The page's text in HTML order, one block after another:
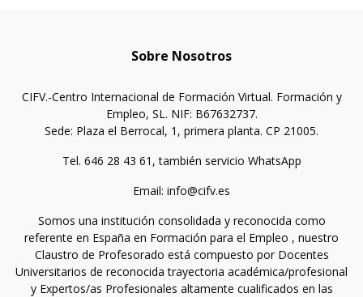
Sobre Nosotros
CIFV.-Centro Internacional de Formación Virtual. Formación y
Empleo, SL. NIF: B67632737.
Sede: Plaza el Berrocal, 1, primera planta. CP 21005.
Tel. 646 28 43 61, también servicio WhatsApp
Email: info@cifv.es
Somos una institución consolidada y reconocida como
referente en España en Formación para el Empleo , nuestro
Claustro de Profesorado está compuesto por Docentes
Universitarios de reconocida trayectoria académica/profesional
y Expertos/as Profesionales altamente cualificados en las